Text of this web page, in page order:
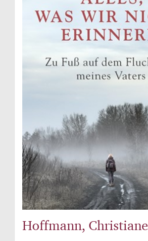
Hoffmann, Christiane